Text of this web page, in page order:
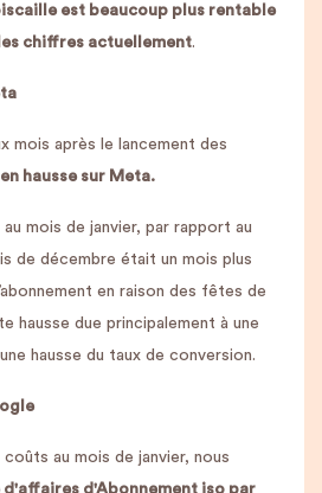
est beaucoup plus rentable
chiffres actuellement.
mois après le lancement des
hausse sur Meta.
mois de janvier, par rapport au
de décembre était un mois plus
en raison des fêtes de
hausse due principalement à une
hausse du taux de conversion.
coûts au mois de janvier, nous
d'Abonnement iso par